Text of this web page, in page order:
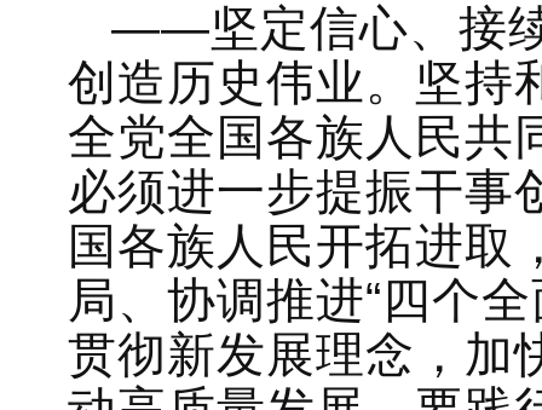
——坚定信心、接
创造历史伟业。坚持
全党全国各族人民共
必须进一步提振干事
国各族人民开拓进取
局、协调推进“四个
贯彻新发展理念，加